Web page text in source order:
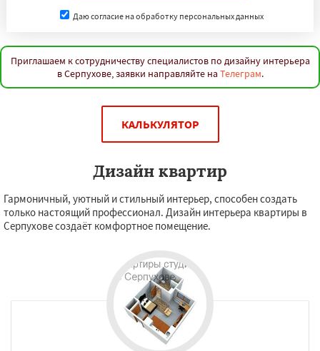
Даю согласие на обработку персональных данных
Приглашаем к сотрудничеству специалистов по дизайну интерьера
в Серпухове, заявки направляйте на Телеграм.
КАЛЬКУЛЯТОР
Дизайн квартир
Гармоничный, уютный и стильный интерьер, способен создать
только настоящий профессионал. Дизайн интерьера квартиры в
Серпухове создаёт комфортное помещение.